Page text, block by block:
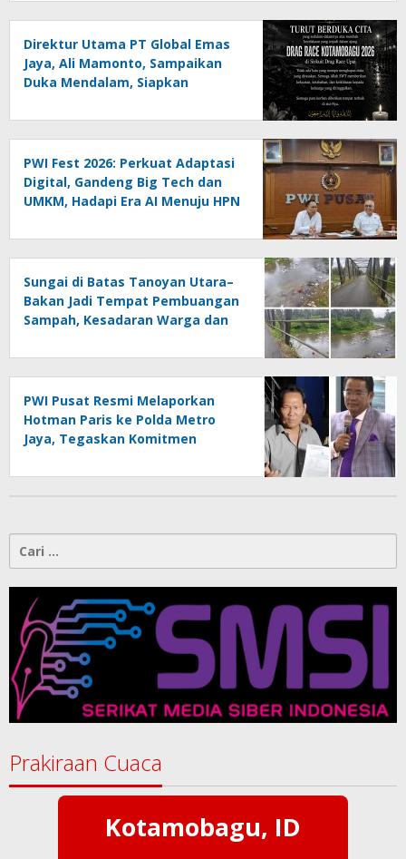
Direktur Utama PT Global Emas
Jaya, Ali Mamonto, Sampaikan
Duka Mendalam, Siapkan
Race Kotamobagu
PWI Fest 2026: Perkuat Adaptasi
Digital, Gandeng Big Tech dan
UMKM, Hadapi Era AI Menuju HPN
Sungai di Batas Tanoyan Utara–
Bakan Jadi Tempat Pembuangan
Sampah, Kesadaran Warga dan
Dipertanyakan
PWI Pusat Resmi Melaporkan
Hotman Paris ke Polda Metro
Jaya, Tegaskan Komitmen
Cari
untuk:
Prakiraan Cuaca
Kotamobagu, ID